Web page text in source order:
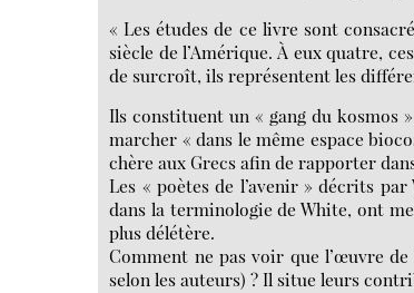
« Les études de ce livre sont
siècle de l’Amérique. À eux quatre,
de surcroît, ils représentent les
Ils constituent un « gang du kosmos
marcher « dans le même espace
chère aux Grecs afin de rapporter
Les « poètes de l’avenir » décrits
dans la terminologie de White, ont
plus délétère.
Comment ne pas voir que l’œuvre
selon les auteurs) ? Il situe leurs